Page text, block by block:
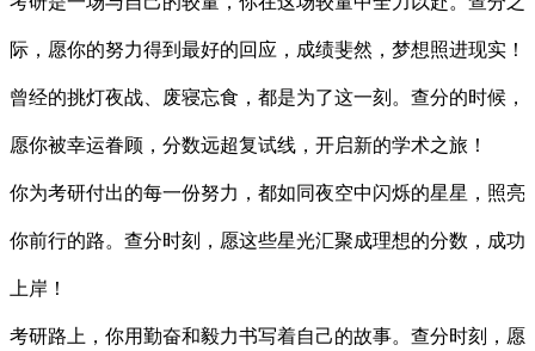
际，愿你的努力得到最好的回应，成绩斐然，梦想照进现实！
曾经的挑灯夜战、废寝忘食，都是为了这一刻。查分的时候，
愿你被幸运眷顾，分数远超复试线，开启新的学术之旅！
你为考研付出的每一份努力，都如同夜空中闪烁的星星，照亮
你前行的路。查分时刻，愿这些星光汇聚成理想的分数，成功
上岸！
考研路上，你用勤奋和毅力书写着自己的故事。查分时刻，愿